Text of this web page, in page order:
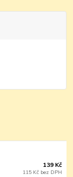
139 Kč
115 Kč bez DPH